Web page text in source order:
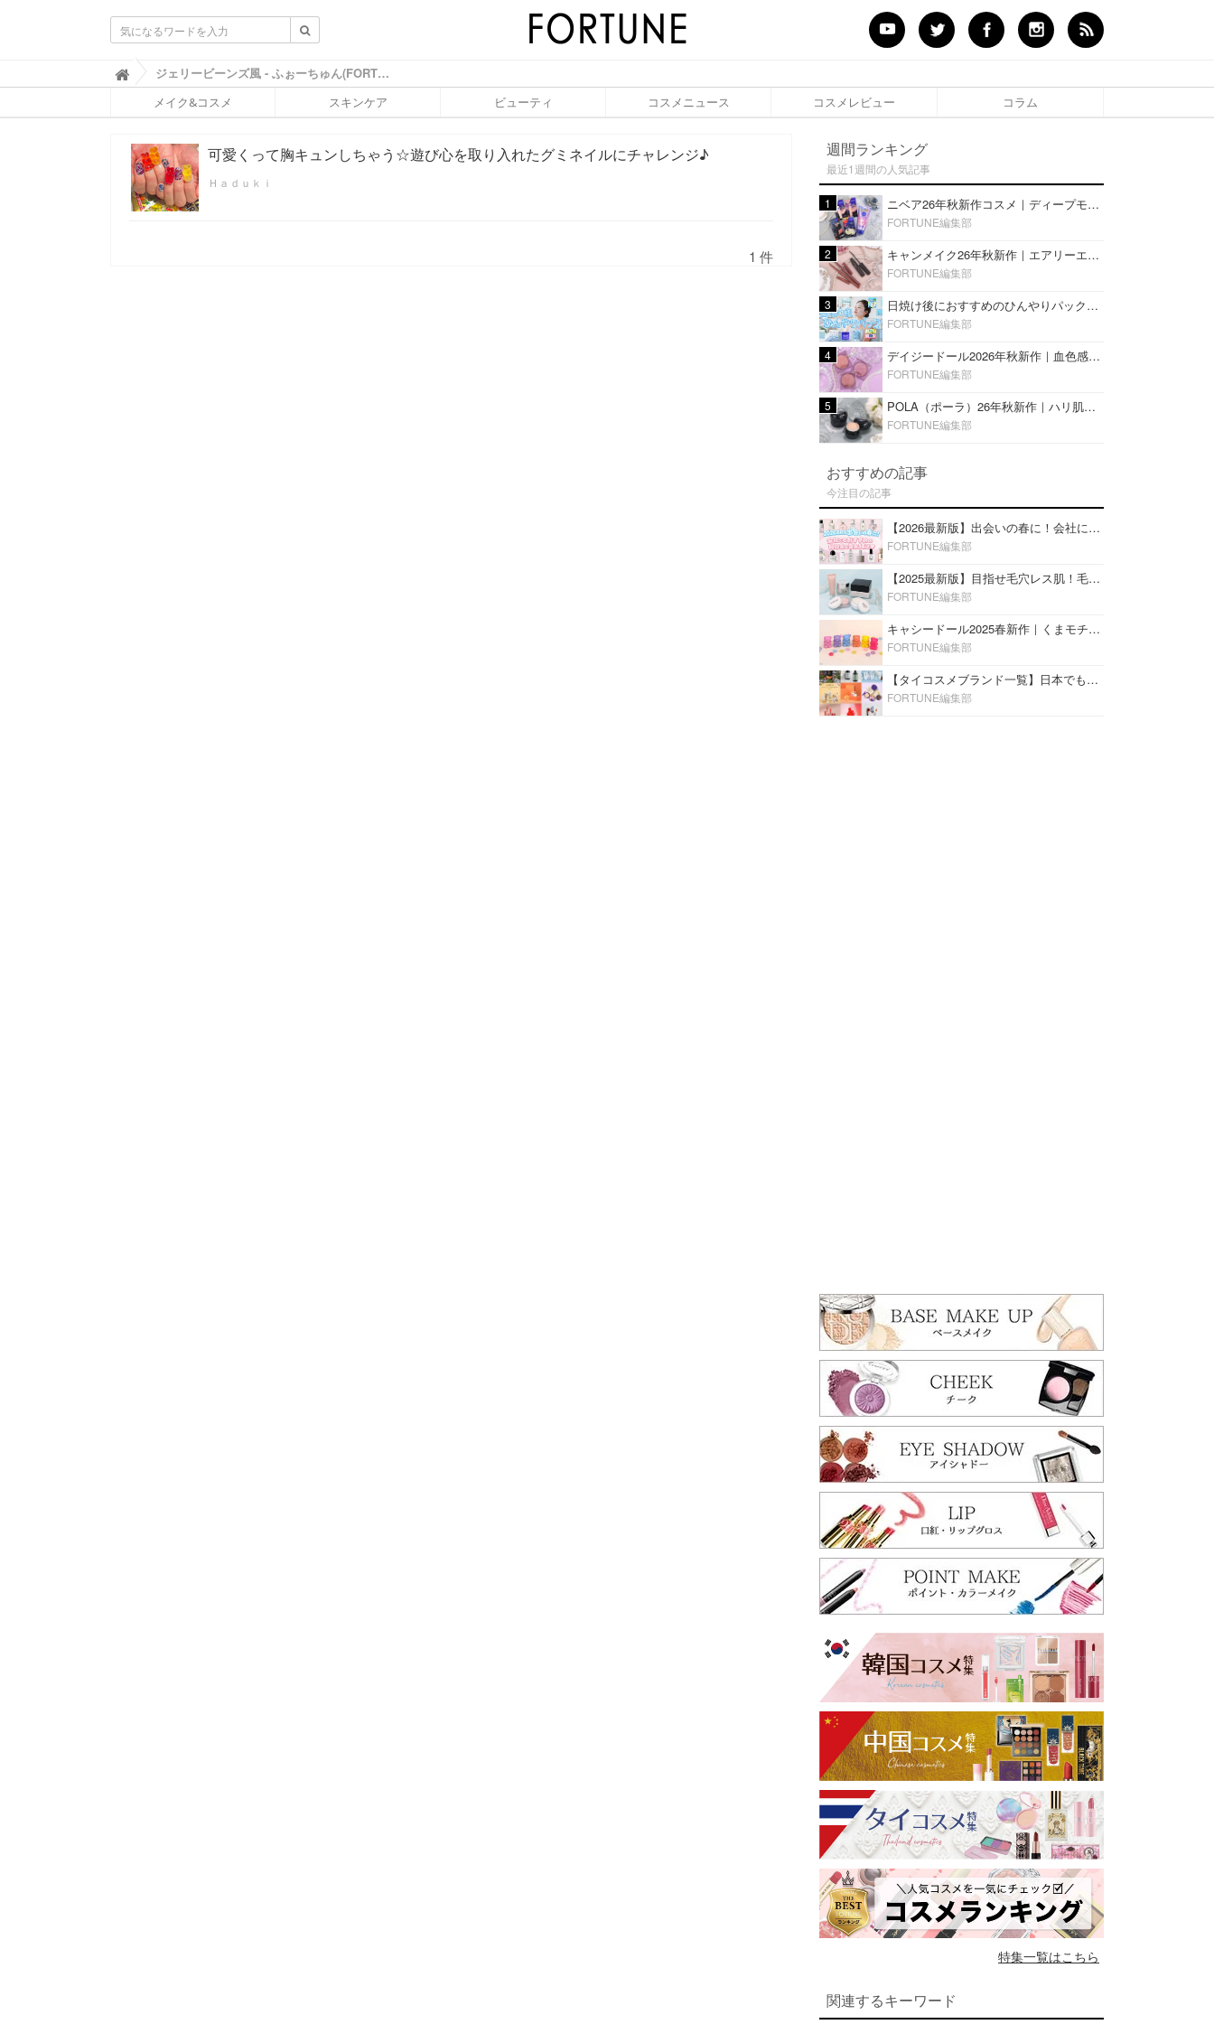
ふ
ぉ
ち
ん
(
F
O
ジェリービーンズ風 - ふぉーちゅん(FORTUNE)
メイク&コスメ スキンケア ビューティ コスメニュース コスメレビュー コラム
可愛くって胸キュンしちゃう☆遊び心を取り入れたグミネイルにチャレンジ♪
Ｈａｄｕｋｉ
1 件
週間ランキング
最近1週間の人気記事
1 ニベア26年秋新作コスメ｜ディープモイスチャーリップの美容液タイプや2in1ボディクリームスクラブも
FORTUNE編集部
2 キャンメイク26年秋新作｜エアリーエクステンションライナー＆カールスナイパーマスカラ新色をレビュー
FORTUNE編集部
3 日焼け後におすすめのひんやりパック14選｜暑い夏にぴったりな冷凍／鎮静／うるおいチャージマスクを紹介
FORTUNE編集部
4 デイジードール2026年秋新作｜血色感が可愛い♡『パウダー ブラッシュ ブルーム』新3色をレビュー
FORTUNE編集部
5 POLA（ポーラ）26年秋新作｜ハリ肌を叶える『B.A デイ プランプ ファンデーション』を口コミ
FORTUNE編集部
おすすめの記事
今注目の記事
【2026最新版】出会いの春に！会社にもおすすめの好印象な香水14選♡ビジネスの場での香水マナーも
FORTUNE編集部
【2025最新版】目指せ毛穴レス肌！毛穴を埋めて隠す「おすすめ部分用下地＆プライマー」ランキング♡
FORTUNE編集部
キャシードール2025春新作｜くまモチーフのミニリップ「シャイニーベア リップモイスト」をレビュー♡
FORTUNE編集部
【タイコスメブランド一覧】日本でも人気沸騰中の“タイコスメ”ブランド20選！
FORTUNE編集部
特集一覧はこちら
関連するキーワード